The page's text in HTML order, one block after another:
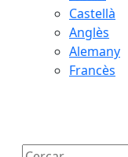
Castellà
Anglès
Alemany
Francès